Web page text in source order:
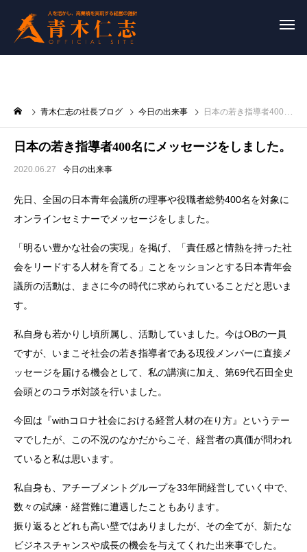
青木仁志の社長ブログ 今日の出来事 日本の若き指導者400名にメッセージをしました。
日本の若き指導者400名にメッセージをしました。
2020.06.27 今日の出来事
先日、全国の日本青年会議所の理事や役職者総勢400名を対象に
オンラインセミナーでメッセージをしました。
「明るい豊かな社会の実現」を掲げ、「責任感と情熱を持った社
会をリードする人材を育てる」ことをッションとする日本青年会
議所の活動は、まさに今の時代に求められていることだと思いま
す。
私自身も若かりし頃所属し、活動していました。今はOBの一員
ですが、いまこそ社会の若き指導者である現役メンバーに直接メ
ッセージを届ける機会として、私の講演に加え、第69代石田全史
会頭とのコラボ対談を行いました。
今回は『withコロナ社会における経営人材の在り方』というテー
マでしたが、この不況のなかだからこそ、経営者の真価が問われ
ていると私は思います。
私自身も、アチーブメントグループを33年間経営していく中で、
数々の試練・経営難に遭遇したこともあります。
振り返るとどれも高い壁ではありましたが、その全てが、新たな
ビジネスチャンスや成長の機会を与えてくれた出来事でした。